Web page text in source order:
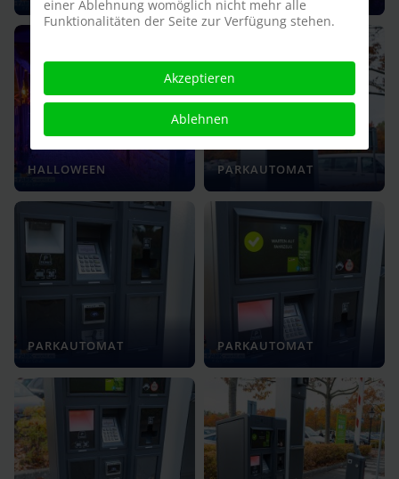
HALLOWEEN PARKAUTOMAT
PARKAUTOMAT PARKAUTOMAT
einer Ablehnung womöglich nicht mehr alle
Funktionalitäten der Seite zur Verfügung stehen.
Akzeptieren
Ablehnen